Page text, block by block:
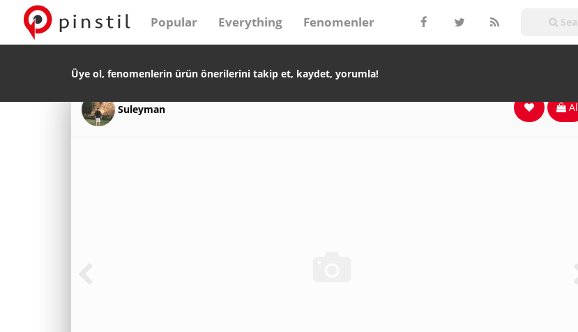
Popular Everything Fenomenler
Üye ol, fenomenlerin ürün önerilerini takip et, kaydet, yorumla!
Suleyman Al